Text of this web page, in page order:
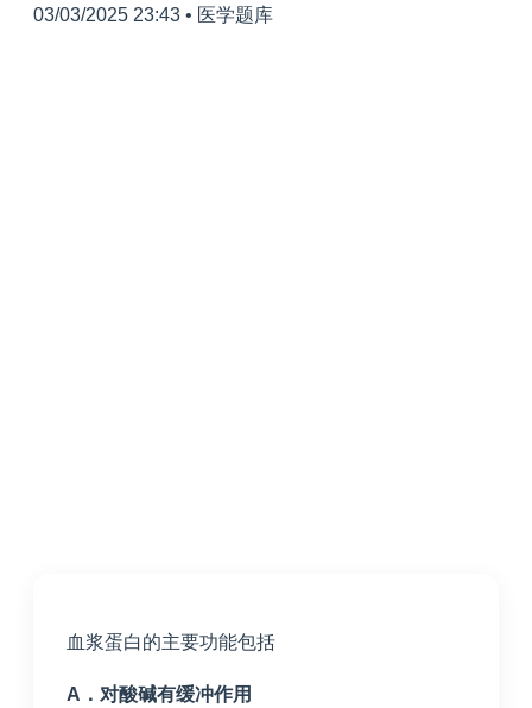
03/03/2025 23:43 • 医学题库
血浆蛋白的主要功能包括
A ．对酸碱有缓冲作用